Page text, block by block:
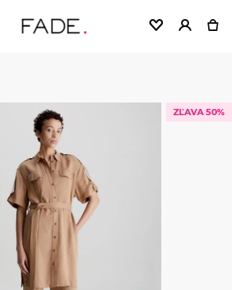
ZĽAVA 50%